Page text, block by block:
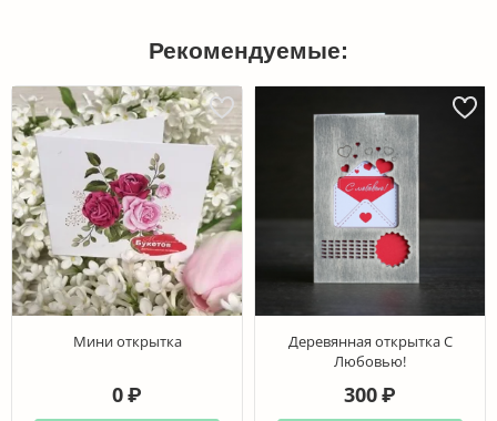
Рекомендуемые:
Мини открытка
0₽
Деревянная открытка С
Любовью!
300₽